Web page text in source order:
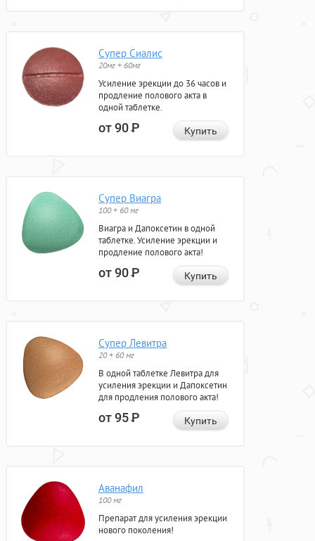
Супер Сиалис
20мг + 60мг
Усиление эрекции до 36 часов и
продление полового акта в
одной таблетке.
от 90Р Купить
Супер Виагра
100 + 60 мг
Виагра и Дапоксетин в одной
таблетке. Усиление эрекции и
продление полового акта!
от 90Р Купить
Супер Левитра
20 + 60 мг
В одной таблетке Левитра для
усиления эрекции и Дапоксетин
для продления полового акта!
от 95Р Купить
Аванафил
100 мг
Препарат для усиления эрекции
нового поколения!